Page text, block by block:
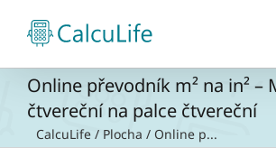
obsah
Online převodník m² na in² –
čtvereční na palce čtvereční
CalcuLife / Plocha / Online p...